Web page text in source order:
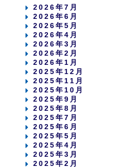
2026年7月
2026年6月
2026年5月
2026年4月
2026年3月
2026年2月
2026年1月
2025年12月
2025年11月
2025年10月
2025年9月
2025年8月
2025年7月
2025年6月
2025年5月
2025年4月
2025年3月
2025年2月